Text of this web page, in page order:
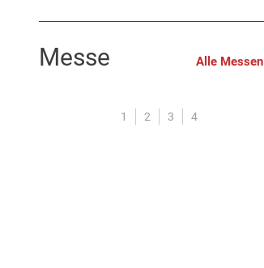
Messe Alle Messen
1 2 3 4